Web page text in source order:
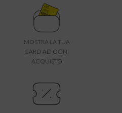
MOSTRA LA TUA
CARD AD OGNI
ACQUISTO